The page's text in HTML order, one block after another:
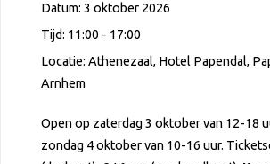
Datum: 3 oktober 2026
Tijd: 11:00 - 17:00
Locatie: Athenezaal, Hotel Papendal,
Arnhem
Open op zaterdag 3 oktober van 12-18
zondag 4 oktober van 10-16 uur.